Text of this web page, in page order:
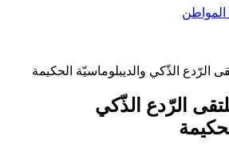
المواطن
الرّدع الذّكي والديبلوماسيّة الحكيمة
الرّدع الذّكي